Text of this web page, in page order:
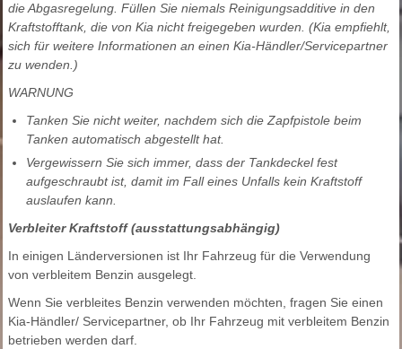
die Abgasregelung. Füllen Sie niemals Reinigungsadditive in den
Kraftstofftank, die von Kia nicht freigegeben wurden. (Kia empfiehlt,
sich für weitere Informationen an einen Kia-Händler/Servicepartner
zu wenden.)
WARNUNG
Tanken Sie nicht weiter, nachdem sich die Zapfpistole beim
Tanken automatisch abgestellt hat.
Vergewissern Sie sich immer, dass der Tankdeckel fest
aufgeschraubt ist, damit im Fall eines Unfalls kein Kraftstoff
auslaufen kann.
Verbleiter Kraftstoff (ausstattungsabhängig)
In einigen Länderversionen ist Ihr Fahrzeug für die Verwendung
von verbleitem Benzin ausgelegt.
Wenn Sie verbleites Benzin verwenden möchten, fragen Sie einen
Kia-Händler/ Servicepartner, ob Ihr Fahrzeug mit verbleitem Benzin
betrieben werden darf.